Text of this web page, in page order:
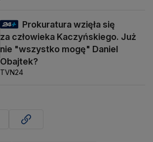
Prokuratura wzięła się
za człowieka Kaczyńskiego. Już
nie "wszystko mogę" Daniel
Obajtek?
TVN24